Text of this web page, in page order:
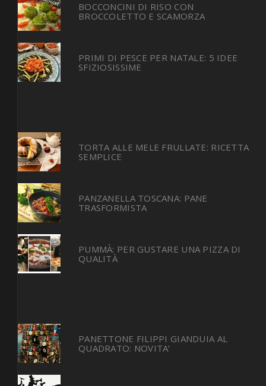
BOCCONCINI DI RISO CON
BROCCOLETTO E SCAMORZA
PRIMI DI PESCE PER NATALE: 5 IDEE
SFIZIOSISSIME
TORTA ALLE MELE FRULLATE: RICETTA
SEMPLICE
PANZANELLA TOSCANA: PANE
TRASFORMISTA
PUMMÀ: PER GUSTARE UNA PIZZA DI
QUALITÀ
PANETTONE FILIPPI GIANDUIA AL
QUADRATO: NOVITA’